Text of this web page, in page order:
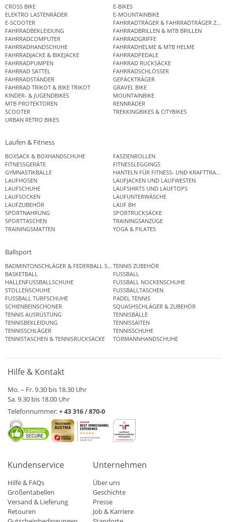
CROSS BIKE
E-BIKES
ELEKTRO LASTENRÄDER
E-MOUNTAINBIKE
E-SCOOTER
FAHRRADTRÄGER & FAHRRADTRÄGER
FAHRRADBEKLEIDUNG
FAHRRADBRILLEN & MTB BRILLEN
FAHRRADCOMPUTER
FAHRRADGRIFFE
FAHRRADHANDSCHUHE
FAHRRADHELME & MTB HELME
FAHRRADJACKE & BIKEJACKE
FAHRRADPEDALE
FAHRRADPUMPEN
FAHRRAD RUCKSÄCKE
FAHRRAD SATTEL
FAHRRADSCHLÖSSER
FAHRRADSTÄNDER
GEPÄCKTRÄGER
FAHRRAD TRIKOT & BIKE TRIKOT
GRAVEL BIKE
KINDER- & JUGENDBIKES
MOUNTAINBIKE
MTB PROTEKTOREN
RENNRÄDER
SCOOTER
TREKKINGBIKES & CITYBIKES
URBAN RETRO BIKES
Laufen & Fitness
BOXSACK & BOXHANDSCHUHE
FASZIENROLLEN
FITNESSGERÄTE
FITNESSLEGGINGS
GYMNASTIKBÄLLE
HANTELN FÜR FITNESS- UND
LAUFHOSEN
LAUFJACKEN UND LAUFWESTEN
LAUFSCHUHE
LAUFSHIRTS UND LAUFTOPS
LAUFSOCKEN
LAUFUNTERWÄSCHE
LAUFZUBEHÖR
LAUF BH
SPORTNAHRUNG
SPORTRUCKSÄCKE
SPORTTASCHEN
TRAININGSANZÜGE
TRAININGSMATTEN
YOGA & PILATES
Ballsport
BADMINTONSCHLÄGER & FEDERBALL SETSTENNIS ZUBEHÖR
BASKETBALL
FUSSBALL
HALLENFUSSBALLSCHUHE
FUSSBALL NOCKENSCHUHE
STOLLENSCHUHE
FUSSBALLTASCHEN
FUSSBALL TURFSCHUHE
PADEL TENNIS
SCHIENBEINSCHONER
SQUASHSCHLÄGER & ZUBEHÖR
TENNIS AUSRÜSTUNG
TENNISBÄLLE
TENNISBEKLEIDUNG
TENNISSAITEN
TENNISSCHLÄGER
TENNISSCHUHE
TENNISTASCHEN & TENNISRUCKSÄCKE
TORMANNHANDSCHUHE
Hilfe & Kontakt
Mo. – Fr. 9.30 bis 18.30 Uhr
Sa. 9.30 bis 18.00 Uhr
Telefonnummer:+ 43 316 / 870-0
Kundenservice
Hilfe & FAQs
Größentabellen
Versand & Lieferung
Retouren
Unternehmen
Über uns
Geschichte
Presse
Job & Karriere